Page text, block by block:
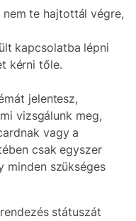
te hajtottál végre,
kapcsolatba lépni
kérni tőle.
jelentesz,
vizsgálunk meg,
vagy a
csak egyszer
minden szükséges
státuszát